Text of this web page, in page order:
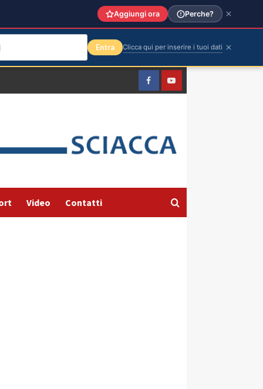
FacebookYountube
Video Contatti
Aggiungi ora Perche?
Entra Clicca qui per inserire i tuoi dati